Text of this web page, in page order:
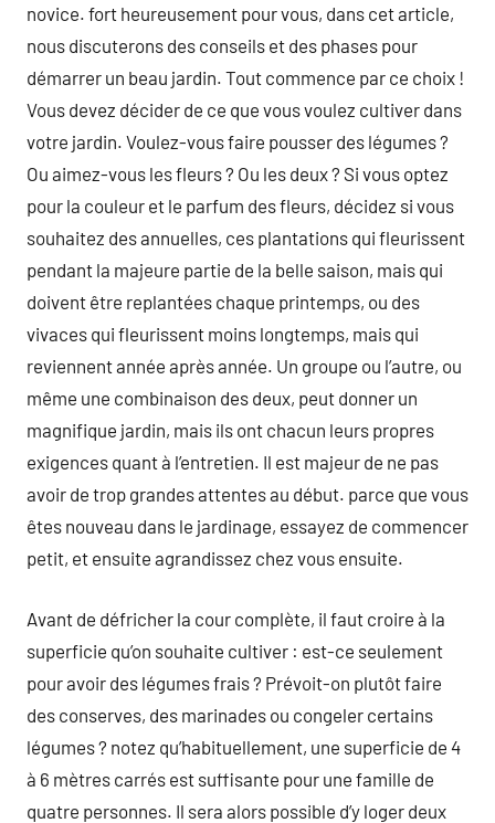
novice. fort heureusement pour vous, dans cet article,
nous discuterons des conseils et des phases pour
démarrer un beau jardin. Tout commence par ce choix !
Vous devez décider de ce que vous voulez cultiver dans
votre jardin. Voulez-vous faire pousser des légumes ?
Ou aimez-vous les fleurs ? Ou les deux ? Si vous optez
pour la couleur et le parfum des fleurs, décidez si vous
souhaitez des annuelles, ces plantations qui fleurissent
pendant la majeure partie de la belle saison, mais qui
doivent être replantées chaque printemps, ou des
vivaces qui fleurissent moins longtemps, mais qui
reviennent année après année. Un groupe ou l’autre, ou
même une combinaison des deux, peut donner un
magnifique jardin, mais ils ont chacun leurs propres
exigences quant à l’entretien. Il est majeur de ne pas
avoir de trop grandes attentes au début. parce que vous
êtes nouveau dans le jardinage, essayez de commencer
petit, et ensuite agrandissez chez vous ensuite.
Avant de défricher la cour complète, il faut croire à la
superficie qu’on souhaite cultiver : est-ce seulement
pour avoir des légumes frais ? Prévoit-on plutôt faire
des conserves, des marinades ou congeler certains
légumes ? notez qu’habituellement, une superficie de 4
à 6 mètres carrés est suffisante pour une famille de
quatre personnes. Il sera alors possible d’y loger deux